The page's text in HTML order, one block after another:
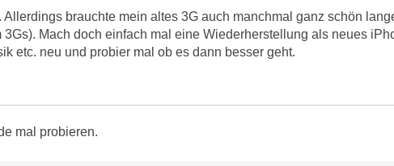
brauchte mein altes 3G auch manchmal ganz schön
3Gs). Mach doch einfach mal eine Wiederherstellung als neues
etc. neu und probier mal ob es dann besser geht.
mal probieren.